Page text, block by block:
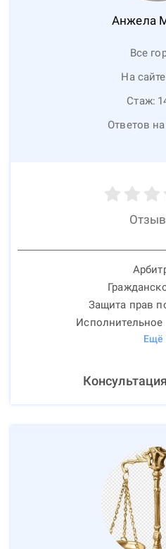
Анжела
Все
На
Стаж:
Ответов
Защита прав
Исполнительное
Ещё